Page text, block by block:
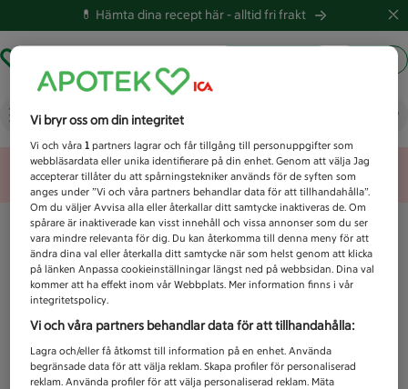
💊 Hämta dina recept här -alltid fri frakt
Vad letar du efter idag?
Unknown error
Vi bryr oss om din integritet
Vi och våra1 partners lagrar och får tillgång till personuppgifter som
webbläsardata eller unika identifierare på din enhet. Genom att välja Jag
accepterar tillåter du att spårningstekniker används för de syften som
anges under ”Vi och våra partners behandlar data för att tillhandahålla”.
Om du väljer Avvisa alla eller återkallar ditt samtycke inaktiveras de. Om
spårare är inaktiverade kan visst innehåll och vissa annonser som du ser
vara mindre relevanta för dig. Du kan återkomma till denna meny för att
ändra dina val eller återkalla ditt samtycke när som helst genom att klicka
på länken Anpassa cookieinställningar längst ned på webbsidan. Dina val
kommer att ha effekt inom vår Webbplats. Mer information finns i vår
integritetspolicy.
Vi och våra partners behandlar data för att tillhandahålla:
Lagra och/eller få åtkomst till information på en enhet. Använda
begränsade data för att välja reklam. Skapa profiler för personaliserad
reklam. Använda profiler för att välja personaliserad reklam. Mäta